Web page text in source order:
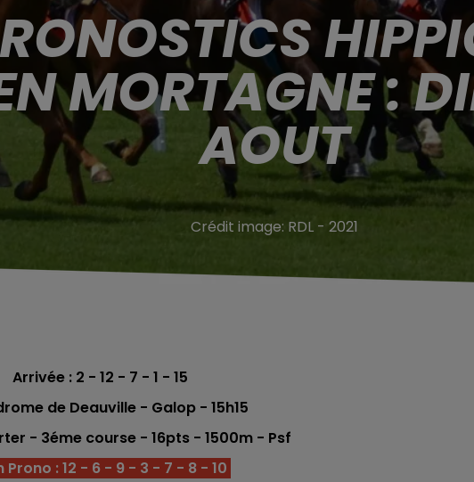
MORTAGNE :
AOUT
Crédit image: RDL - 2021
Arrivée : 2 - 12 - 7 - 1 - 15
de Deauville - Galop - 15h15
- 3éme course - 16pts - 1500m - Psf
Prono : 12 - 6 - 9 - 3 - 7 - 8 - 10